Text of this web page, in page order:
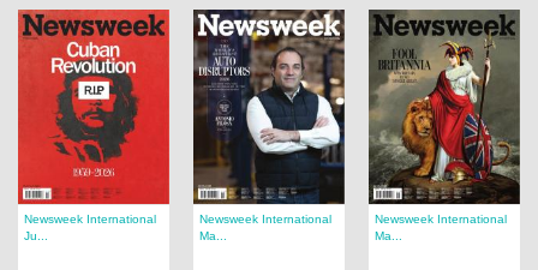
Newsweek International
Ju...
Newsweek International
Ma...
Newsweek International
Ma...